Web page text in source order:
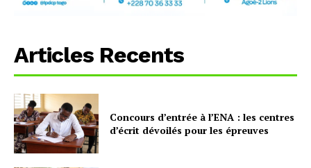
Articles Recents
Concours d’entrée à l’ENA : les centres
d’écrit dévoilés pour les épreuves